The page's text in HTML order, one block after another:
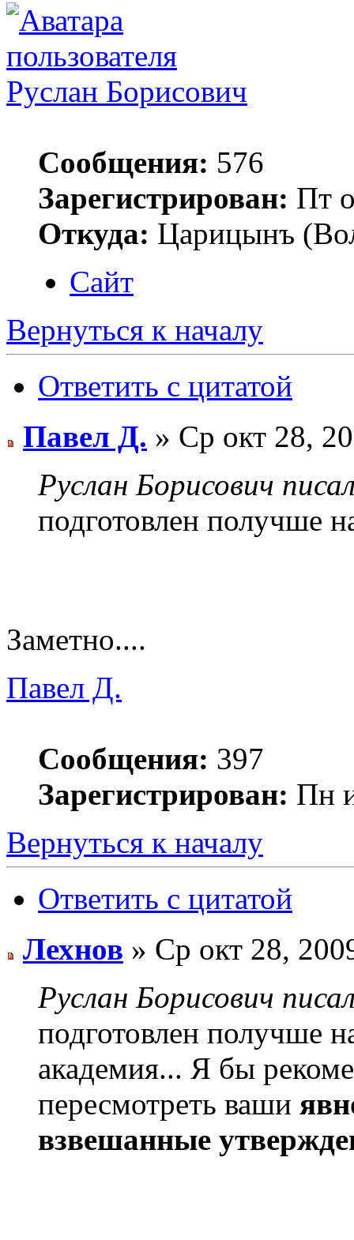
Руслан Борисович
Сообщения: 576
Зарегистрирован: Пт
Откуда: Царицынъ
Сайт
Вернуться к началу
Ответить с цитатой
Павел Д. » Ср окт 28,
Руслан Борисович
подготовлен получше
Заметно....
Павел Д.
Сообщения: 397
Зарегистрирован: Пн
Вернуться к началу
Ответить с цитатой
Лехнов » Ср окт 28,
Руслан Борисович
подготовлен получше
академия... Я бы
пересмотреть ваши
взвешанные